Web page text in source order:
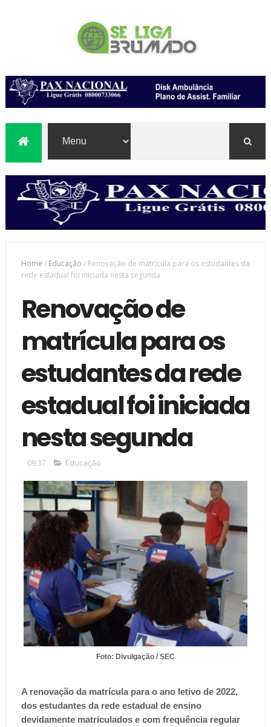
Home / Educação / Renovação de matrícula para os estudantes da
rede estadual foi iniciada nesta segunda
Renovação de
matrícula para os
estudantes da rede
estadual foi iniciada
nesta segunda
09:37 Educação
Foto: Divulgação / SEC
A renovação da matrícula para o ano letivo de 2022,
dos estudantes da rede estadual de ensino
devidamente matriculados e com frequência regular